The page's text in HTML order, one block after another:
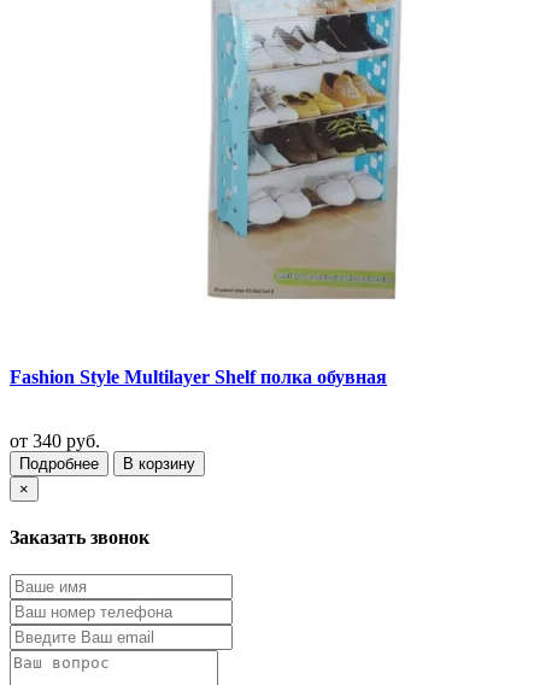
Fashion Style Multilayer Shelf полка обувная
от 340 руб.
Подробнее
В корзину
×
Заказать звонок